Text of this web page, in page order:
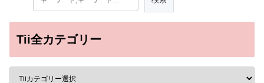
Tii全カテゴリー